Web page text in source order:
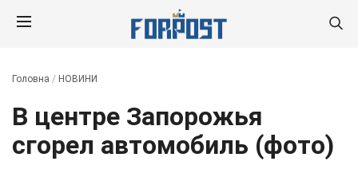
Головна / НОВИНИ
В центре Запорожья
сгорел автомобиль (фото)